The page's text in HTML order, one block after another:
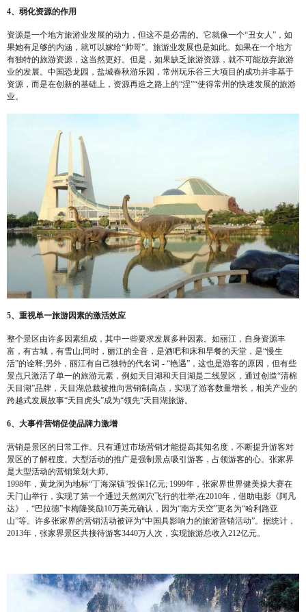
4、弱化资源的作用
资源是一个地方旅游业发展的动力，但这不是必需的。它就像一个“丑女人”，如
果她有足够的内涵，就可以嫁给“帅哥”。旅游业发展也是如此。如果在一个地方
有独特的旅游资源，这当然更好。但是，如果缺乏旅游资源，就不可能放弃旅游
业的发展。中国恐龙园，盐城春秋游乐园，常州玩乐谷三大项目的成功并非基于
资源，而是在创新的基础上，资源再造之路上的“涅”“使得常州的快速发展的旅游
业。
5、重视单一旅游因素的激活效应
整个景区由许多因素组成，其中一些要求发展多种因素。如丽江，自身资源丰
富，有古城，有雪山;同时，丽江的全音，是酒吧和床和早餐的天堂，是“慢生
活”的诠释;另外，丽江有自己独特的代名词 - “艳遇”，这也是游客的原因，但有些
景点只激活了单一的旅游元素，例如天目湖和天目湖是二线景区，通过创造“清棉
天目湖”品牌，天目湖总裁被推向营销制高点，实现了游客数量增长，相关产业的
跨越式发展故事“天目虎头”成为“领先“天目湖旅游。
6、大事件营销促使品牌力激增
营销是景区的日常工作。只有通过市场营销才能提高其知名度，不断提升游客对
景区的了解程度。大型活动的推广是强制景点吸引游客，占领游客的心。张家界
是大型活动的营销策划大师。
1998年，黄龙洞为地标“丁海深镇”投保1亿元; 1999年，张家界世界健美操大赛在
天门山举行，实现了第一个通过天然洞穴飞行的壮举;在2010年，借助电影《阿凡
达》，“巴拉德”卡梅隆奖励10万美元确认，因为“南方天空”更名为“哈利路亚
山”等。许多张家界的营销活动被评为“中国具影响力的旅游营销活动”。据统计，
2013年，张家界景区共接待游客3440万人次，实现旅游总收入212亿元。